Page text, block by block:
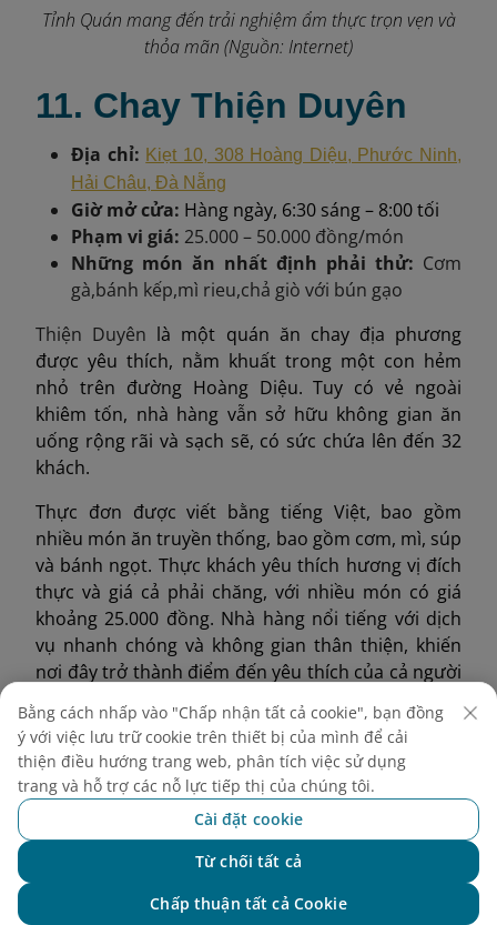
Tỉnh Quán mang đến trải nghiệm ẩm thực trọn vẹn và
thỏa mãn (Nguồn: Internet)
11. Chay Thiện Duyên
Địa chỉ: Kiẹt 10, 308 Hoàng Diệu, Phước Ninh,
Hải Châu, Đà Nẵng
Giờ mở cửa: Hàng ngày, 6:30 sáng – 8:00 tối
Phạm vi giá: 25.000 – 50.000 đồng/món
Những món ăn nhất định phải thử: Cơm
gà,bánh kếp,mì rieu,chả giò với bún gạo
Thiện Duyên là một quán ăn chay địa phương
được yêu thích, nằm khuất trong một con hẻm
nhỏ trên đường Hoàng Diệu. Tuy có vẻ ngoài
khiêm tốn, nhà hàng vẫn sở hữu không gian ăn
uống rộng rãi và sạch sẽ, có sức chứa lên đến 32
khách.
Thực đơn được viết bằng tiếng Việt, bao gồm
nhiều món ăn truyền thống, bao gồm cơm, mì, súp
và bánh ngọt. Thực khách yêu thích hương vị đích
thực và giá cả phải chăng, với nhiều món có giá
khoảng 25.000 đồng. Nhà hàng nổi tiếng với dịch
vụ nhanh chóng và không gian thân thiện, khiến
nơi đây trở thành điểm đến yêu thích của cả người
ẩm thực chay ngon miệng.
Bằng cách nhấp vào "Chấp nhận tất cả cookie", bạn đồng
ý với việc lưu trữ cookie trên thiết bị của mình để cải
thiện điều hướng trang web, phân tích việc sử dụng
trang và hỗ trợ các nỗ lực tiếp thị của chúng tôi.
Cài đặt cookie
Từ chối tất cả
Chấp thuận tất cả Cookie